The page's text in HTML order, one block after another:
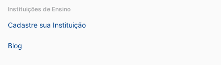
Instituições de Ensino
Cadastre sua Instituição
Blog